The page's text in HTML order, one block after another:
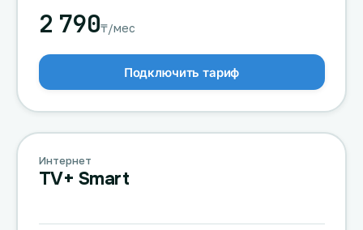
2 790₸/мес
Подключить тариф
Интернет
TV+ Smart